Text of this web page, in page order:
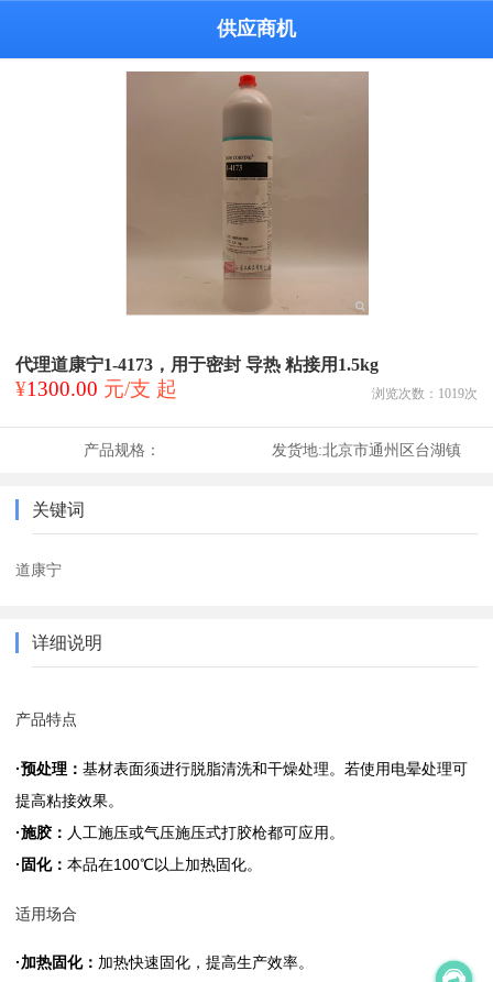
供应商机
代理道康宁1-4173，用于密封 导热 粘接用1.5kg
¥1300.00 元/支 起 浏览次数： 1019次
产品规格： 发货地:北京市通州区台湖镇
关键词
道康宁
详细说明
产品特点
·预处理：基材表面须进行脱脂清洗和干燥处理。若使用电晕处理可
提高粘接效果。
·施胶： 人工施压或气压施压式打胶枪都可应用。
·固化：本品在100℃以上加热固化。
适用场合
·加热固化： 加热快速固化，提高生产效率。